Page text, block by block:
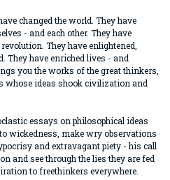
changed the world. They have
- and each other. They have
They have enlightened,
They have enriched lives - and
you the works of the great thinkers,
whose ideas shook civilization and
essays on philosophical ideas
wickedness, make wry observations
and extravagant piety - his call
and see through the lies they are fed
to freethinkers everywhere.